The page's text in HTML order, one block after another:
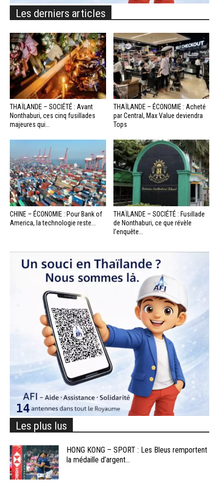
Les derniers articles
THAÏLANDE – SOCIÉTÉ : Avant
Nonthaburi, ces cinq fusillades
majeures qui...
THAÏLANDE – ÉCONOMIE : Acheté
par Central, Max Value deviendra
Tops
CHINE – ÉCONOMIE : Pour Bank of
America, la technologie reste...
THAÏLANDE – SOCIÉTÉ : Fusillade
de Nonthaburi, ce que révèle
l’enquête...
Les plus lus
HONG KONG – SPORT : Les Bleus remportent
la médaille d’argent...